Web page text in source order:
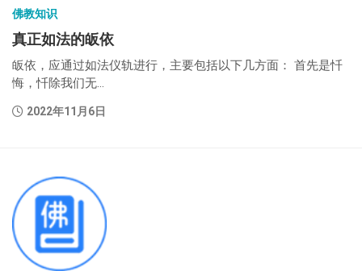
佛教知识
真正如法的皈依
皈依，应通过如法仪轨进行，主要包括以下几方面： 首先是忏
悔，忏除我们无...
2022年11月6日